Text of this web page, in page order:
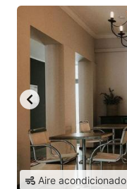
Aire acondicionado